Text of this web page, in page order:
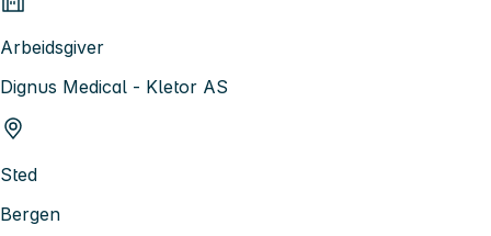
Arbeidsgiver
Dignus Medical - Kletor AS
Sted
Bergen